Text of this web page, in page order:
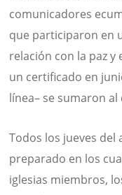
comunicadores
que participaron en
relación con la paz
un certificado en
línea– se sumaron
Todos los jueves del
preparado en los
iglesias miembros,